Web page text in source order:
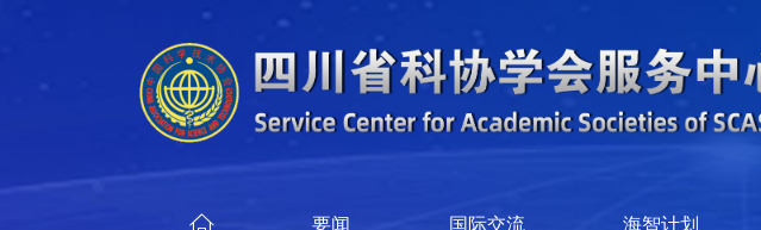
 要闻 国际交流 海智计划